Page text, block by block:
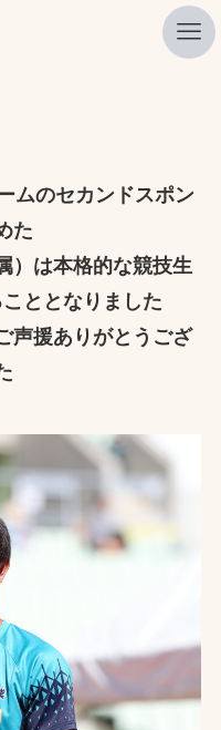
検索
ムのセカンドスポン
た
）は本格的な競技生
ととなりました
声援ありがとうござ